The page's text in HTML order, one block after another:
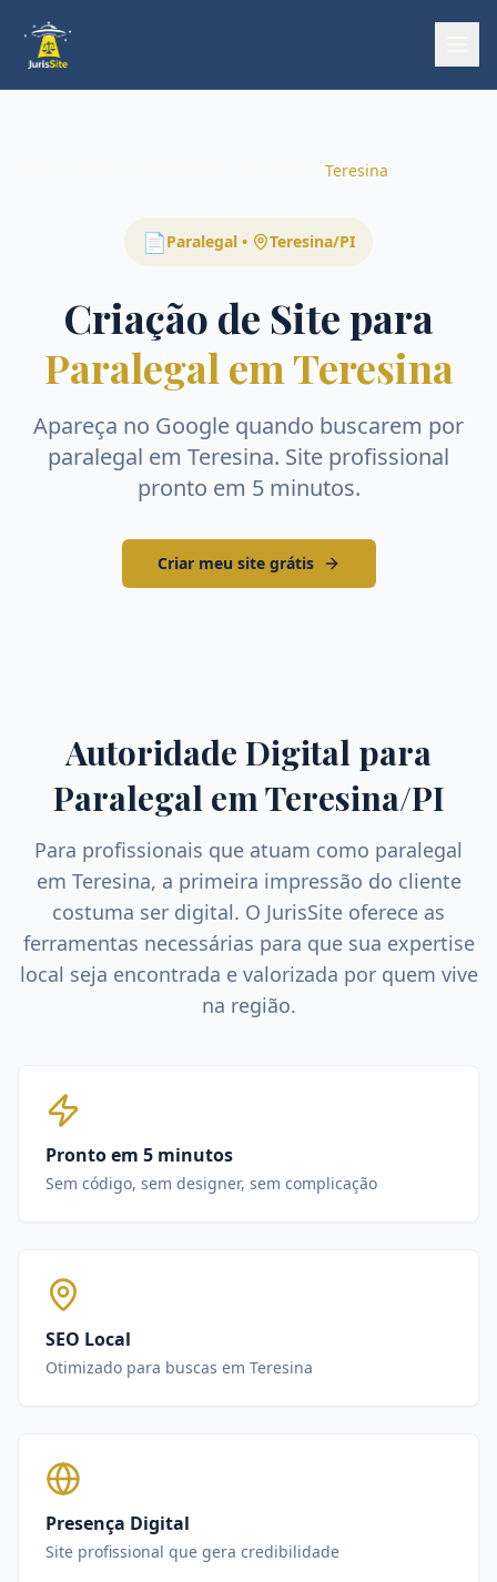
Teresina
📄Paralegal • Teresina/PI
Criação de Site para
Paralegal em Teresina
Apareça no Google quando buscarem por
paralegal em Teresina. Site profissional
pronto em 5 minutos.
Criar meu site grátis
Autoridade Digital para
ParalegalemTeresina/PI
Para profissionais que atuam como paralegal
em Teresina, a primeira impressão do cliente
costuma ser digital. O JurisSite oferece as
ferramentas necessárias para que sua expertise
local seja encontrada e valorizada por quem vive
na região.
Pronto em 5 minutos
Sem código, sem designer, sem complicação
SEO Local
Otimizado para buscas em Teresina
Presença Digital
Site profissional que gera credibilidade